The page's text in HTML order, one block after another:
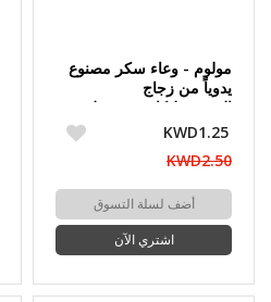
مولوم - وعاء سكر مصنوع
يدوياً من زجاج
البوروسيليكات 280 مل
KWD1.25
KWD2.50
أضف لسلة التسوق
اشتري الآن